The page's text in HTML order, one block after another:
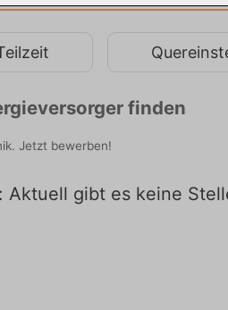
finden
Jetzt bewerben!
gibt es keine